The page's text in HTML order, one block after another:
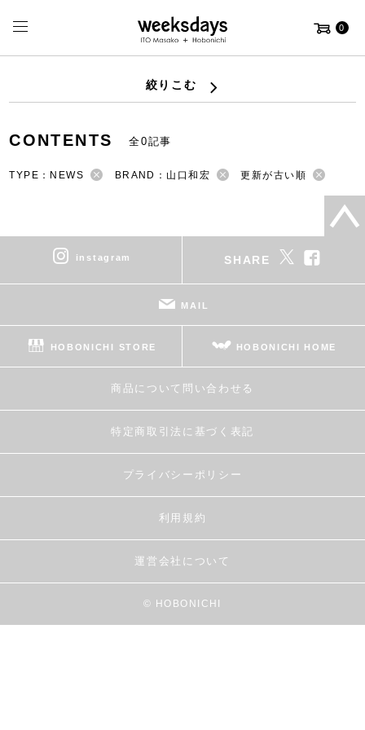
0
絞りこむ
CONTENTS 全0記事
TYPE：NEWS BRAND：山口和宏 更新が古い順
instagram SHARE
MAIL
HOBONICHI STORE HOBONICHI HOME
商品について問い合わせる
特定商取引法に基づく表記
プライバシーポリシー
利用規約
運営会社について
© HOBONICHI